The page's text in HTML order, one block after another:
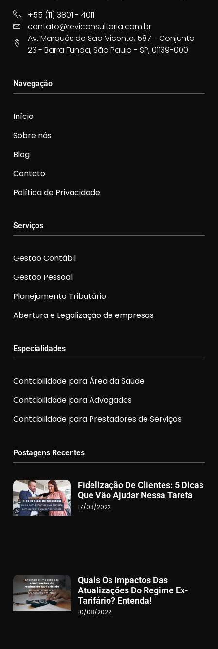
+55 (11) 3801 - 4011
contato@reviconsultoria.com.br
Av. Marquês de São Vicente, 587 - Conjunto
23 - Barra Funda, São Paulo - SP, 01139-000
Navegação
Início
Sobre nós
Blog
Contato
Política de Privacidade
Serviços
Gestão Contábil
Gestão Pessoal
Planejamento Tributário
Abertura e Legalização de empresas
Especialidades
Contabilidade para Área da Saúde
Contabilidade para Advogados
Contabilidade para Prestadores de Serviços
Postagens Recentes
Fidelização De Clientes: 5 Dicas
Que Vão Ajudar Nessa Tarefa
17/08/2022
Quais Os Impactos Das
Atualizações Do Regime Ex-
Tarifário? Entenda!
10/08/2022